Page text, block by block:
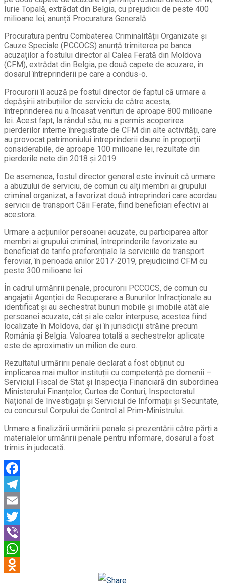
Iurie Topală, extrădat din Belgia, cu prejudicii de peste 400
milioane lei, anunță Procuratura Generală.
Procuratura pentru Combaterea Criminalității Organizate și
Cauze Speciale (PCCOCS) anunță trimiterea pe banca
acuzaților a fostului director al Calea Ferată din Moldova
(CFM), extrădat din Belgia, pe două capete de acuzare, în
dosarul întreprinderii pe care a condus-o.
Procurorii îl acuză pe fostul director de faptul că urmare a
depășirii atribuțiilor de serviciu de către acesta,
întreprinderea nu a încasat venituri de aproape 800 milioane
lei. Acest fapt, la rândul său, nu a permis acoperirea
pierderilor interne înregistrate de CFM din alte activități, care
au provocat patrimoniului întreprinderii daune în proporții
considerabile, de aproape 100 milioane lei, rezultate din
pierderile nete din 2018 și 2019.
De asemenea, fostul director general este învinuit că urmare
a abuzului de serviciu, de comun cu alți membri ai grupului
criminal organizat, a favorizat două întreprinderi care acordau
servicii de transport Căii Ferate, fiind beneficiari efectivi ai
acestora.
Urmare a acțiunilor persoanei acuzate, cu participarea altor
membri ai grupului criminal, întreprinderile favorizate au
beneficiat de tarife preferențiale la serviciile de transport
feroviar, în perioada anilor 2017-2019, prejudiciind CFM cu
peste 300 milioane lei.
În cadrul urmăririi penale, procurorii PCCOCS, de comun cu
angajații Agenției de Recuperare a Bunurilor Infracționale au
identificat și au sechestrat bunuri mobile și imobile atât ale
persoanei acuzate, cât și ale celor interpuse, acestea fiind
localizate în Moldova, dar și în jurisdicții străine precum
România și Belgia. Valoarea totală a sechestrelor aplicate
este de aproximativ un milion de euro.
Rezultatul urmăririi penale declarat a fost obținut cu
implicarea mai multor instituții cu competență pe domenii –
Serviciul Fiscal de Stat și Inspecția Financiară din subordinea
Ministerului Finanțelor, Curtea de Conturi, Inspectoratul
Național de Investigații și Serviciul de Informații și Securitate,
cu concursul Corpului de Control al Prim-Ministrului.
Urmare a finalizării urmăririi penale și prezentării către părți a
materialelor urmăririi penale pentru informare, dosarul a fost
trimis în judecată.
Odnoklassniki